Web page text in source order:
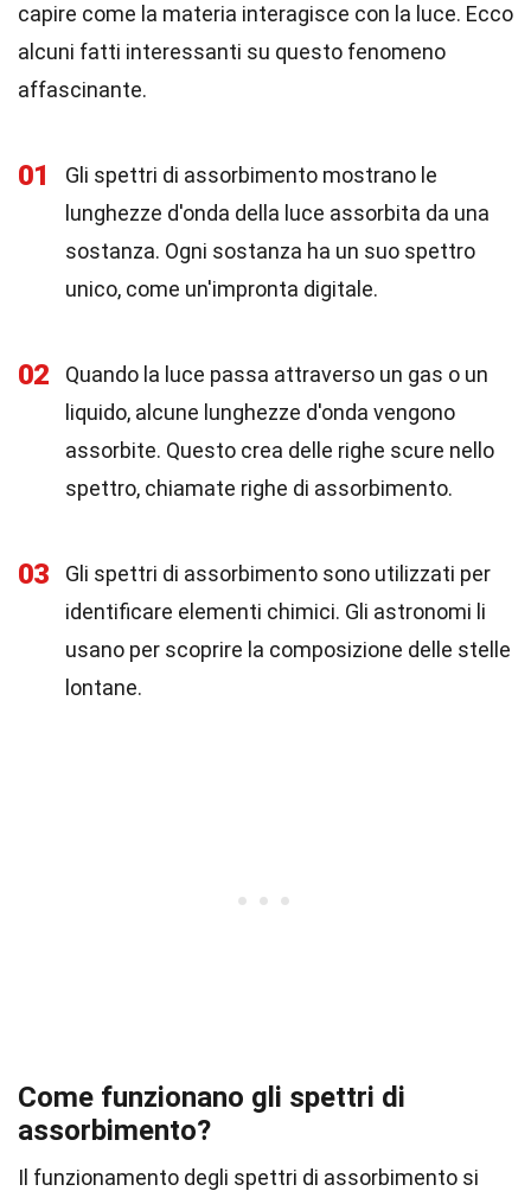
capire come la materia interagisce con la luce. Ecco
alcuni fatti interessanti su questo fenomeno
affascinante.
01
Gli spettri di assorbimento mostrano le
lunghezze d'onda della luce assorbita da una
sostanza. Ogni sostanza ha un suo spettro
unico, come un'impronta digitale.
02
Quando la luce passa attraverso un gas o un
liquido, alcune lunghezze d'onda vengono
assorbite. Questo crea delle righe scure nello
spettro, chiamate righe di assorbimento.
03
Gli spettri di assorbimento sono utilizzati per
identificare elementi chimici. Gli astronomi li
usano per scoprire la composizione delle stelle
lontane.
Come funzionano gli spettri di
assorbimento?
Il funzionamento degli spettri di assorbimento si